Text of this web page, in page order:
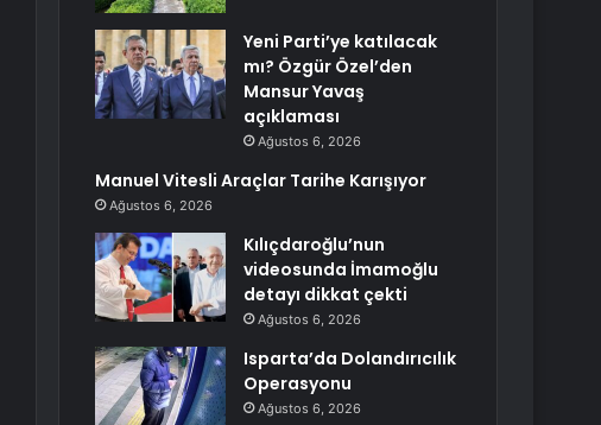
Yeni Parti’ye katılacak
mı? Özgür Özel’den
Mansur Yavaş
açıklaması
Ağustos 6, 2026
Manuel Vitesli Araçlar Tarihe Karışıyor
Ağustos 6, 2026
Kılıçdaroğlu’nun
videosunda İmamoğlu
detayı dikkat çekti
Ağustos 6, 2026
Isparta’da Dolandırıcılık
Operasyonu
Ağustos 6, 2026